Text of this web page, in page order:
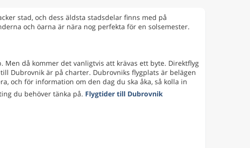
stad, och dess äldsta stadsdelar finns med på
och öarna är nära nog perfekta för en solsemester.
då kommer det vanligtvis att krävas ett byte. Direktflyg
Dubrovnik är på charter. Dubrovniks flygplats är belägen
och för information om den dag du ska åka, så kolla in
du behöver tänka på. Flygtider till Dubrovnik